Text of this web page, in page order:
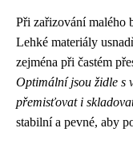
Při zařizování malého
Lehké materiály
zejména při častém
Optimální jsou židle s
přemisťovat i
stabilní a pevné, aby